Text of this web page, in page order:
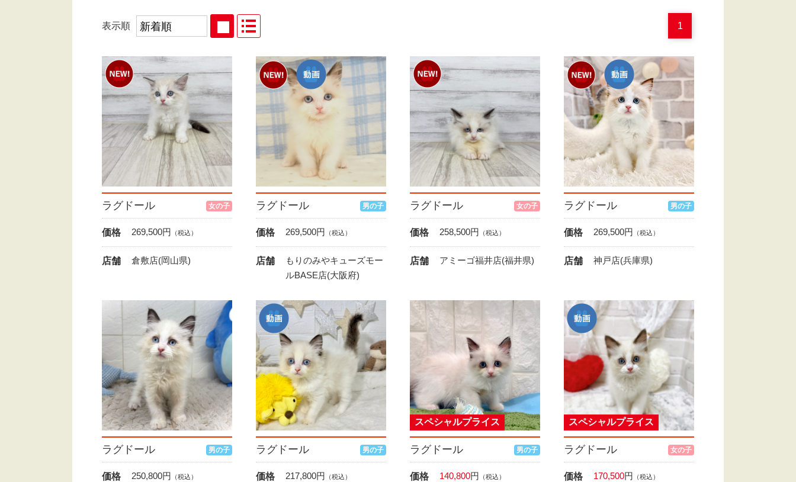
表示順 1
ラグドール 女の子
価格 269,500円 （税込）
店舗 倉敷店(岡山県)
ラグドール 男の子
価格 269,500円 （税込）
店舗
もりのみやキューズモー
ルBASE店(大阪府)
ラグドール 女の子
価格 258,500円 （税込）
店舗 アミーゴ福井店(福井県)
ラグドール 男の子
価格 269,500円 （税込）
店舗 神戸店(兵庫県)
ラグドール 男の子
価格 250,800円 （税込）
ラグドール 男の子
価格 217,800円 （税込）
ラグドール 男の子
スペシャルプライス
価格 140,800円 （税込）
ラグドール 女の子
スペシャルプライス
価格 170,500円 （税込）